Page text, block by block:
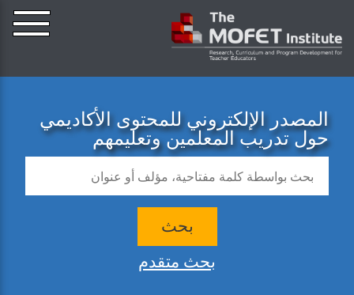
المصدر الإلكتروني للمحتوى الأكاديمي
حول تدريب المعلمين وتعليمهم
بحث
بحث متقدم